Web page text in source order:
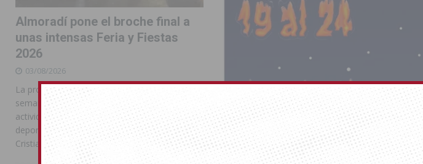
El Calvario se vuelca en los
16/04/2015 Diario de la vega
Almoradí pone el broche final a
unas intensas Feria y Fiestas
2026
03/08/2026
La programación reunió durante más de una
semana actos institucionales, conciertos,
actividades familiares, competiciones
deportivas y las celebraciones de Moros y
Cristianos